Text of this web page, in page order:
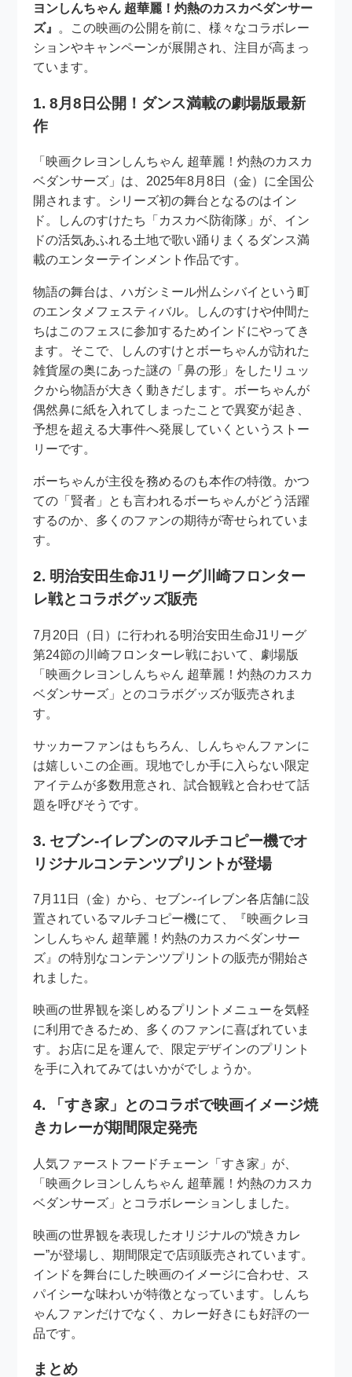
ヨンしんちゃん 超華麗！灼熱のカスカベダンサー
ズ』 。この映画の公開を前に、様々なコラボレー
ションやキャンペーンが展開され、注目が高まっ
ています。
1. 8月8日公開！ダンス満載の劇場版最新
作
「映画クレヨンしんちゃん 超華麗！灼熱のカスカ
ベダンサーズ」は、2025年8月8日（金）に全国公
開されます。シリーズ初の舞台となるのはイン
ド。しんのすけたち「カスカベ防衛隊」が、イン
ドの活気あふれる土地で歌い踊りまくるダンス満
載のエンターテインメント作品です。
物語の舞台は、ハガシミール州ムシバイという町
のエンタメフェスティバル。しんのすけや仲間た
ちはこのフェスに参加するためインドにやってき
ます。そこで、しんのすけとボーちゃんが訪れた
雑貨屋の奥にあった謎の「鼻の形」をしたリュッ
クから物語が大きく動きだします。ボーちゃんが
偶然鼻に紙を入れてしまったことで異変が起き、
予想を超える大事件へ発展していくというストー
リーです。
ボーちゃんが主役を務めるのも本作の特徴。かつ
ての「賢者」とも言われるボーちゃんがどう活躍
するのか、多くのファンの期待が寄せられていま
す。
2. 明治安田生命J1リーグ川崎フロンター
レ戦とコラボグッズ販売
7月20日（日）に行われる明治安田生命J1リーグ
第24節の川崎フロンターレ戦において、劇場版
「映画クレヨンしんちゃん 超華麗！灼熱のカスカ
ベダンサーズ」とのコラボグッズが販売されま
す。
サッカーファンはもちろん、しんちゃんファンに
は嬉しいこの企画。現地でしか手に入らない限定
アイテムが多数用意され、試合観戦と合わせて話
題を呼びそうです。
3. セブン‐イレブンのマルチコピー機でオ
リジナルコンテンツプリントが登場
7月11日（金）から、セブン‐イレブン各店舗に設
置されているマルチコピー機にて、『映画クレヨ
ンしんちゃん 超華麗！灼熱のカスカベダンサー
ズ』の特別なコンテンツプリントの販売が開始さ
れました。
映画の世界観を楽しめるプリントメニューを気軽
に利用できるため、多くのファンに喜ばれていま
す。お店に足を運んで、限定デザインのプリント
を手に入れてみてはいかがでしょうか。
4. 「すき家」とのコラボで映画イメージ焼
きカレーが期間限定発売
人気ファーストフードチェーン「すき家」が、
「映画クレヨンしんちゃん 超華麗！灼熱のカスカ
ベダンサーズ」とコラボレーションしました。
映画の世界観を表現したオリジナルの“焼きカレ
ー”が登場し、期間限定で店頭販売されています。
インドを舞台にした映画のイメージに合わせ、ス
パイシーな味わいが特徴となっています。しんち
ゃんファンだけでなく、カレー好きにも好評の一
品です。
まとめ